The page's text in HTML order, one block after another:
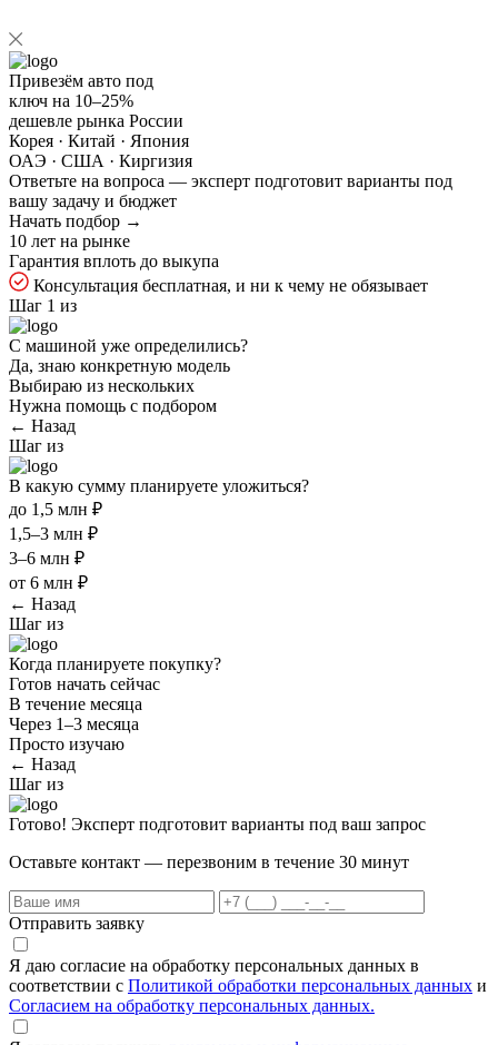
Привезём авто под
ключ на 10–25%
дешевле рынка России
Корея · Китай · Япония
ОАЭ · США · Киргизия
Ответьте на вопроса — эксперт подготовит варианты под
вашу задачу и бюджет
Начать подбор →
10 лет на рынке
Гарантия вплоть до выкупа
Консультация бесплатная, и ни к чему не обязывает
Шаг 1 из
С машиной уже определились?
Да, знаю конкретную модель
Выбираю из нескольких
Нужна помощь с подбором
← Назад
Шаг из
В какую сумму планируете уложиться?
до 1,5 млн ₽
1,5–3 млн ₽
3–6 млн ₽
от 6 млн ₽
← Назад
Шаг из
Когда планируете покупку?
Готов начать сейчас
В течение месяца
Через 1–3 месяца
Просто изучаю
← Назад
Шаг из
Готово! Эксперт подготовит варианты под ваш запрос
Оставьте контакт — перезвоним в течение 30 минут
Отправить заявку
Я даю согласие на обработку персональных данных в
соответствии с Политикой обработки персональных данных и
Согласием на обработку персональных данных.